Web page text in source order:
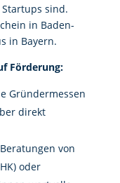
sind.
in Baden-
in Bayern.
Förderung:
Gründermessen
direkt
von
oder